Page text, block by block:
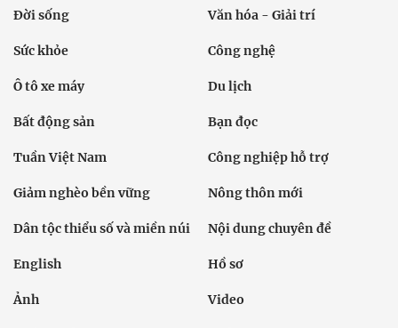
Đời sống Văn hóa - Giải trí
Sức khỏe Công nghệ
Ô tô xe máy Du lịch
Bất động sản Bạn đọc
Tuần Việt Nam Công nghiệp hỗ trợ
Giảm nghèo bền vững Nông thôn mới
Dân tộc thiểu số và miền núi Nội dung chuyên đề
English Hồ sơ
Ảnh Video